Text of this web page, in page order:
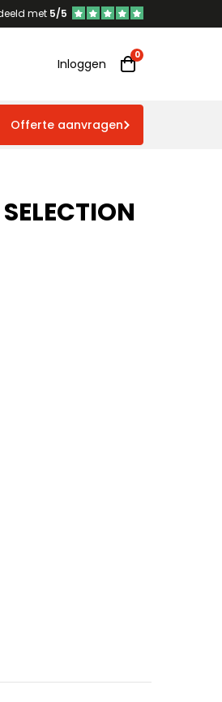
met 5/5
Inloggen
Offerte aanvragen